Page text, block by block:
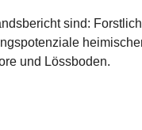
sind:
und Lössboden.